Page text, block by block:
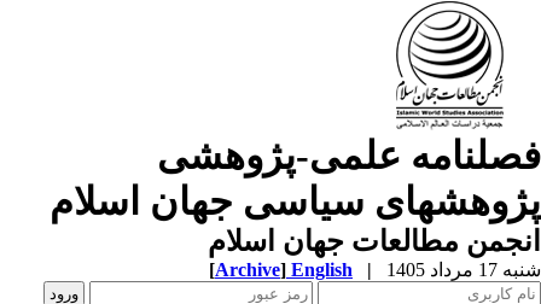
علمی-پژوهشی
سیاسی جهان اسلام
مطالعات جهان اسلام
مرداد 1405 |
English
[Archive]